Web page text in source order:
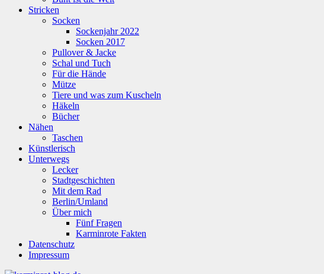
Stricken
Socken
Sockenjahr 2022
Socken 2017
Pullover & Jacke
Schal und Tuch
Für die Hände
Mütze
Tiere und was zum Kuscheln
Häkeln
Bücher
Nähen
Taschen
Künstlerisch
Unterwegs
Lecker
Stadtgeschichten
Mit dem Rad
Berlin/Umland
Über mich
Fünf Fragen
Karminrote Fakten
Datenschutz
Impressum